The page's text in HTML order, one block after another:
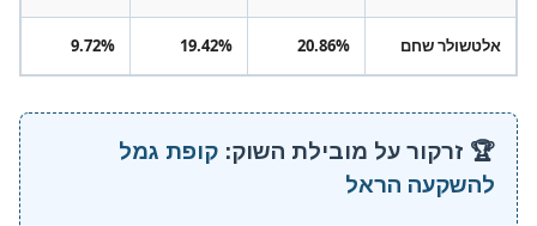
אלטשולר שחם 20.86%
19.42%
9.72%
🏆 זרקור על מובילת השוק: קופת גמל
להשקעה הראל